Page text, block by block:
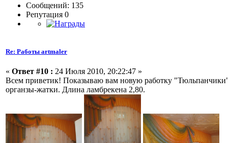
Сообщений: 135
Репутация 0
Re: Работы artmaler
« Ответ #10 : 24 Июля 2010, 20:22:47 »
Всем приветик! Показываю вам новую работку
органзы-жатки. Длина ламбрекена 2,80.